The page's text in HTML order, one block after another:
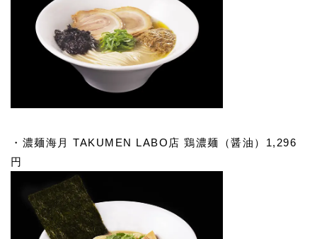
・濃麺海月 TAKUMEN LABO店 鶏濃麺（醤油）1,296
円